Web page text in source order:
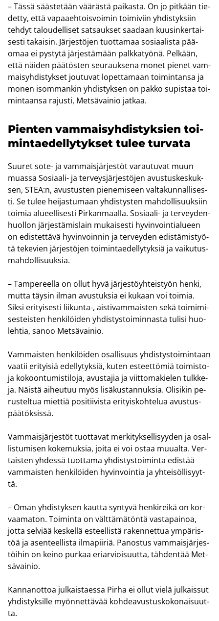
– Tässä sääs­te­tään vää­räs­tä pai­kas­ta. On jo pit­kään tie­
det­ty, että va­paa­eh­tois­voi­min toi­mi­viin yh­dis­tyk­siin
teh­dyt ta­lou­del­li­set sat­sauk­set saa­daan kuusin­ker­tai­
ses­ti ta­kai­sin. Jär­jes­tö­jen tuot­ta­maa so­si­aa­lis­ta pää­
omaa ei pys­ty­tä jär­jes­tä­mään palk­ka­työ­nä. Pel­kään,
että näi­den pää­tös­ten seu­rauk­se­na monet pie­net vam­
mai­syh­dis­tyk­set jou­tu­vat lo­pet­ta­maan toi­min­tan­sa ja
monen isom­man­kin yh­dis­tyk­sen on pakko su­pis­taa toi­
min­taan­sa ra­jus­ti, Met­sä­vai­nio jat­kaa.
Pien­ten vam­mai­syh­dis­tyk­sien toi­
min­tae­del­ly­tyk­set tulee tur­va­ta
Suu­ret sote- ja vam­mais­jär­jes­töt va­rau­tu­vat muun
muas­sa Sosiaali-​ ja ter­veys­jär­jes­tö­jen avus­tus­kes­kuk­
sen, STEA:n, avus­tus­ten pie­ne­mi­seen val­ta­kun­nal­li­ses­
ti. Se tulee hei­jas­tu­maan yh­dis­tys­ten mah­dol­li­suuk­siin
toi­mia alu­eel­li­ses­ti Pir­kan­maal­la. Sosiaali-​ ja ter­vey­den­
huol­lon jär­jes­tä­mis­lain mu­kai­ses­ti hy­vin­voin­tia­lu­een
on edis­tet­tä­vä hy­vin­voin­nin ja ter­vey­den edis­tä­mis­työ­
tä te­ke­vien jär­jes­tö­jen toi­min­tae­del­ly­tyk­siä ja vai­ku­tus­
mah­dol­li­suuk­sia.
– Tam­pe­reel­la on ollut hyvä jär­jes­töyh­teis­työn henki,
mutta täy­sin ilman avus­tuk­sia ei ku­kaan voi toi­mia.
Siksi eri­tyi­ses­ti liikunta-​, ais­ti­vam­mais­ten sekä toi­mi­mi­
ses­teis­ten hen­ki­löi­den yh­dis­tys­toi­min­nas­ta tu­li­si huo­
leh­tia, sanoo Met­sä­vai­nio.
Vam­mais­ten hen­ki­löi­den osal­li­suus yh­dis­tys­toi­min­taan
vaa­tii eri­tyi­siä edel­ly­tyk­siä, kuten es­teet­tö­miä toimisto-​
ja ko­koon­tu­mis­ti­lo­ja, avus­ta­jia ja viit­to­ma­kie­len tulk­ke­
ja. Näis­tä ai­heu­tuu myös li­sä­kus­tan­nuk­sia. Oli­si­kin pe­
rus­tel­tua miet­tiä po­si­tii­vis­ta eri­tyis­koh­te­lua avus­tus­
pää­tök­sis­sä.
Vam­mais­jär­jes­töt tuot­ta­vat mer­ki­tyk­sel­li­syy­den ja osal­
lis­tu­mi­sen ko­ke­muk­sia, joita ei voi ostaa muu­al­ta. Ver­
tais­ten yh­des­sä tuot­ta­ma yh­dis­tys­toi­min­ta edis­tää
vam­mais­ten hen­ki­löi­den hy­vin­voin­tia ja yh­tei­söl­li­syyt­
tä.
– Oman yh­dis­tyk­sen kaut­ta syn­ty­vä hen­ki­rei­kä on kor­
vaa­ma­ton. Toi­min­ta on vält­tä­mä­tön­tä vas­ta­pai­noa,
jotta sel­vi­ää kes­kel­lä es­teel­lis­tä ra­ken­net­tua ym­pä­ris­
töä ja asen­teel­lis­ta il­ma­pii­riä. Pa­nos­tus vam­mais­jär­jes­
töi­hin on keino pur­kaa eriar­vioi­suut­ta, täh­den­tää Met­
sä­vai­nio.
Kan­nan­ot­toa jul­kais­taes­sa Pirha ei ollut vielä jul­kais­sut
yh­dis­tyk­sil­le myön­net­tä­vää koh­dea­vus­tus­ko­ko­nai­suut­
ta.